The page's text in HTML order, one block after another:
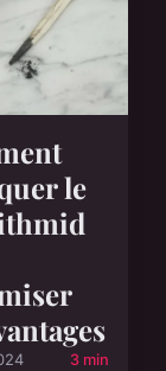
le
3 min